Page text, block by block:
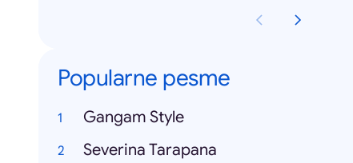
Popularne pesme
Gangam Style
Severina Tarapana